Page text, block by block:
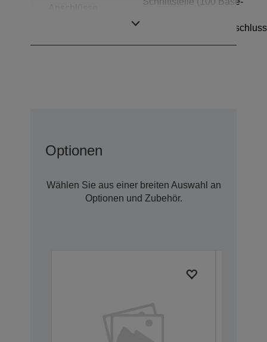
Kassenschubladenanschluss
Optionen
Wählen Sie aus einer breiten Auswahl an
Optionen und Zubehör.